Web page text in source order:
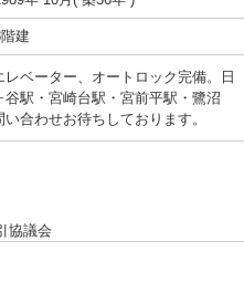
建
ベーター、オートロック完備。日
駅・宮崎台駅・宮前平駅・鷺沼
合わせお待ちしております。
協議会